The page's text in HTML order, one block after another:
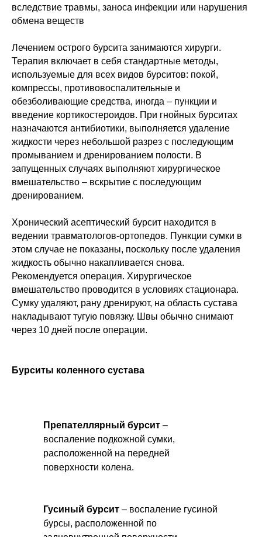
вследствие травмы, заноса инфекции или нарушения
обмена веществ
Лечением острого бурсита занимаются хирурги.
Терапия включает в себя стандартные методы,
используемые для всех видов бурситов: покой,
компрессы, противовоспалительные и
обезболивающие средства, иногда – пункции и
введение кортикостероидов. При гнойных бурситах
назначаются антибиотики, выполняется удаление
жидкости через небольшой разрез с последующим
промыванием и дренированием полости. В
запущенных случаях выполняют хирургическое
вмешательство – вскрытие с последующим
дренированием.
Хронический асептический бурсит находится в
ведении травматологов-ортопедов. Пункции сумки в
этом случае не показаны, поскольку после удаления
жидкость обычно накапливается снова.
Рекомендуется операция. Хирургическое
вмешательство проводится в условиях стационара.
Сумку удаляют, рану дренируют, на область сустава
накладывают тугую повязку. Швы обычно снимают
через 10 дней после операции.
Бурситы коленного сустава
Препателлярный бурсит –
воспаление подкожной сумки,
расположенной на передней
поверхности колена.
Гусиный бурсит – воспаление гусиной
бурсы, расположенной по